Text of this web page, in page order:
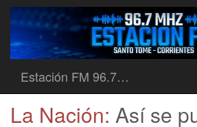
Estación FM 96.7…
La Nación: Así se